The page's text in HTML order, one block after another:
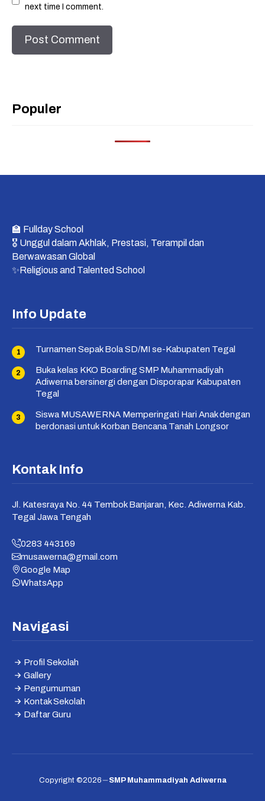
next time I comment.
Populer
🏫 Fullday School
🎖 Unggul dalam Akhlak, Prestasi, Terampil dan
Berwawasan Global
✨Religious and Talented School
Info Update
Turnamen Sepak Bola SD/MI se-Kabupaten Tegal
Buka kelas KKO Boarding SMP Muhammadiyah
Adiwerna bersinergi dengan Disporapar Kabupaten
Tegal
Siswa MUSAWERNA Memperingati Hari Anak dengan
berdonasi untuk Korban Bencana Tanah Longsor
Kontak Info
Jl. Katesraya No. 44 Tembok Banjaran, Kec. Adiwerna Kab.
Tegal Jawa Tengah
0283 443169
musawerna@gmail.com
Google Map
WhatsApp
Navigasi
Profil Sekolah
Gallery
Pengumuman
Kontak Sekolah
Daftar Guru
Copyright ©2026 SMP Muhammadiyah Adiwerna